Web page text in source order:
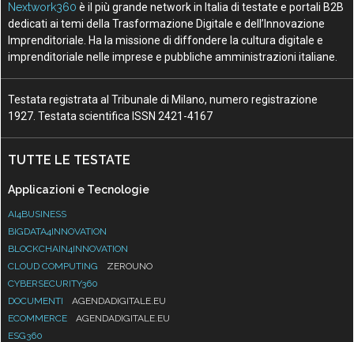
Nextwork360 è il più grande network in Italia di testate e portali B2B
dedicati ai temi della Trasformazione Digitale e dell’Innovazione
Imprenditoriale. Ha la missione di diffondere la cultura digitale e
imprenditoriale nelle imprese e pubbliche amministrazioni italiane.
Testata registrata al Tribunale di Milano, numero registrazione
1927. Testata scientifica ISSN 2421-4167
TUTTE LE TESTATE
Applicazioni e Tecnologie
AI4BUSINESS
BIGDATA4INNOVATION
BLOCKCHAIN4INNOVATION
CLOUD COMPUTING
ZEROUNO
CYBERSECURITY360
DOCUMENTI
AGENDADIGITALE.EU
ECOMMERCE
AGENDADIGITALE.EU
ESG360